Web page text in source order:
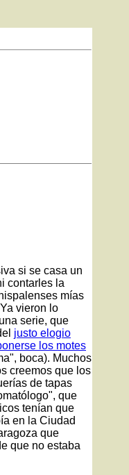
si se casa un
contarles la
mías
vieron lo
serie, que
justo elogio
los motes
boca). Muchos
creemos que los
de tapas
que
tenían que
en la Ciudad
que
que no estaba